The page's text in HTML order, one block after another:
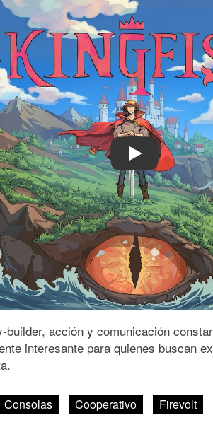
Play
acción y comunicación
interesante para quienes buscan
Consolas Cooperativo Firevolt